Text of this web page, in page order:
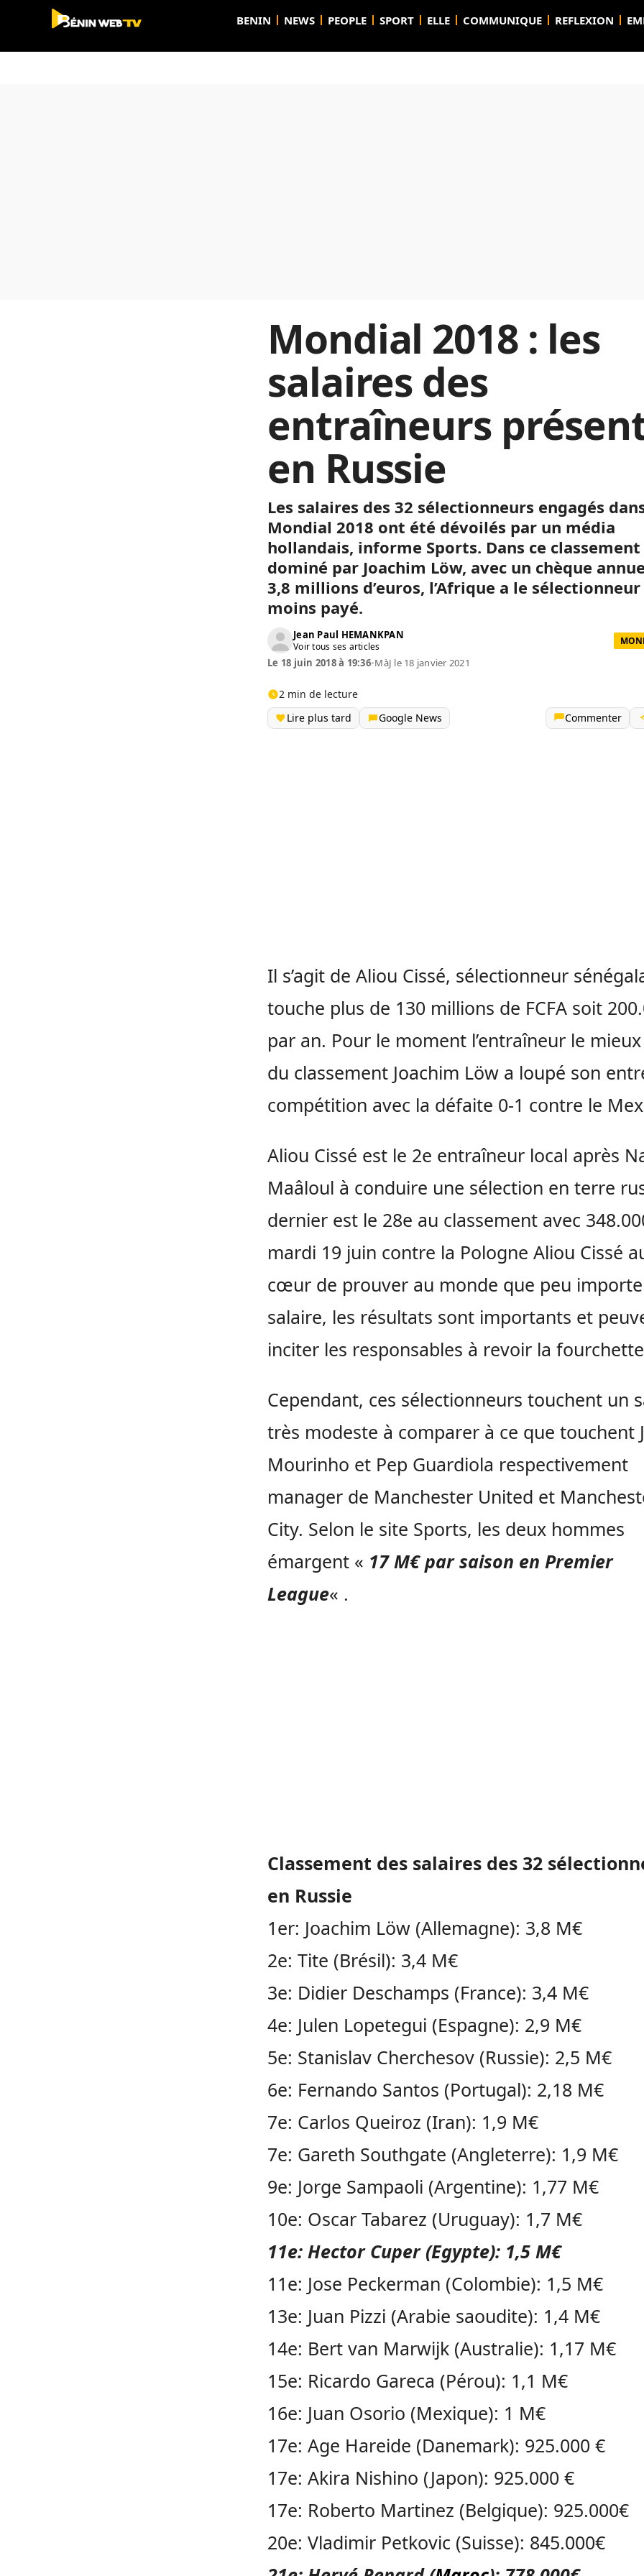
BENIN NEWS PEOPLE SPORT ELLE COMMUNIQUE REFLEXION
Mondial 2018 : les
salaires des
entraîneurs
en Russie
Les salaires des 32 sélectionneurs engagés
Mondial 2018 ont été dévoilés par un média
hollandais, informe Sports. Dans ce classement
dominé par Joachim Löw, avec un chèque
3,8 millions d’euros, l’Afrique a le
moins payé.
Jean Paul HEMANKPAN
Voir tous ses articles
Le 18 juin 2018 à 19:36•MàJ le 18 janvier 2021
2 min de lecture
Lire plus tard
Google News Commenter
Il s’agit de Aliou Cissé, sélectionneur
touche plus de 130 millions de FCFA soit
par an. Pour le moment l’entraîneur le
du classement Joachim Löw a loupé son
compétition avec la défaite 0-1 contre le
Aliou Cissé est le 2e entraîneur local après
Maâloul à conduire une sélection en terre
dernier est le 28e au classement avec
mardi 19 juin contre la Pologne Aliou Cissé
cœur de prouver au monde que peu
salaire, les résultats sont importants et
inciter les responsables à revoir la
Cependant, ces sélectionneurs touchent un
très modeste à comparer à ce que touchent
Mourinho et Pep Guardiola respectivement
manager de Manchester United et
City. Selon le site Sports, les deux hommes
émargent « 17 M€ par saison en Premier
League« .
Classement des salaires des 32
en Russie
1er: Joachim Löw (Allemagne): 3,8 M€
2e: Tite (Brésil): 3,4 M€
3e: Didier Deschamps (France): 3,4 M€
4e: Julen Lopetegui (Espagne): 2,9 M€
5e: Stanislav Cherchesov (Russie): 2,5 M€
6e: Fernando Santos (Portugal): 2,18 M€
7e: Carlos Queiroz (Iran): 1,9 M€
7e: Gareth Southgate (Angleterre): 1,9 M€
9e: Jorge Sampaoli (Argentine): 1,77 M€
10e: Oscar Tabarez (Uruguay): 1,7 M€
11e: Hector Cuper (Egypte): 1,5 M€
11e: Jose Peckerman (Colombie): 1,5 M€
13e: Juan Pizzi (Arabie saoudite): 1,4 M€
14e: Bert van Marwijk (Australie): 1,17 M€
15e: Ricardo Gareca (Pérou): 1,1 M€
16e: Juan Osorio (Mexique): 1 M€
17e: Age Hareide (Danemark): 925.000 €
17e: Akira Nishino (Japon): 925.000 €
17e: Roberto Martinez (Belgique): 925.000€
20e: Vladimir Petkovic (Suisse): 845.000€